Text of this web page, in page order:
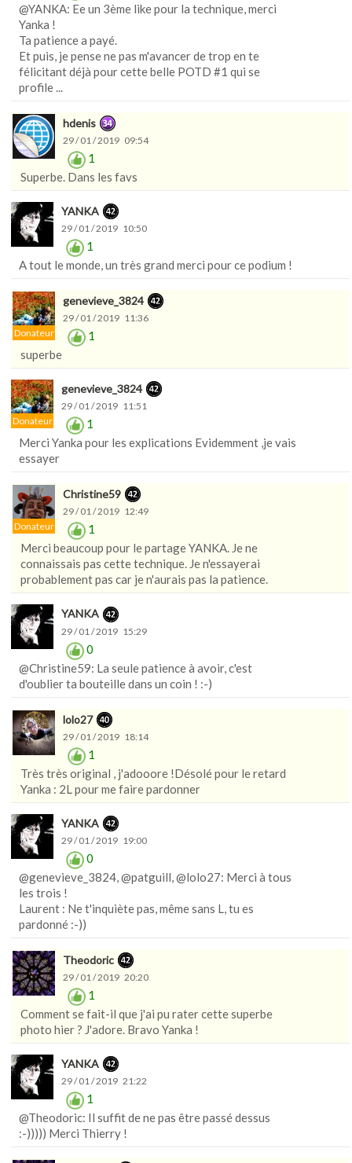
@YANKA: Ee un 3ème like pour la technique, merci
Yanka !
Ta patience a payé.
Et puis, je pense ne pas m'avancer de trop en te
félicitant déjà pour cette belle POTD #1 qui se
profile ...
hdenis
29 / 01 / 2019 09:54
1
Superbe. Dans les favs
YANKA
29 / 01 / 2019 10:50
1
A tout le monde, un très grand merci pour ce podium !
Donateur
genevieve_3824
29 / 01 / 2019 11:36
1
superbe
Donateur
genevieve_3824
29 / 01 / 2019 11:51
1
Merci Yanka pour les explications Evidemment ,je vais
essayer
Donateur
Christine59
29 / 01 / 2019 12:49
1
Merci beaucoup pour le partage YANKA. Je ne
connaissais pas cette technique. Je n'essayerai
probablement pas car je n'aurais pas la patience.
YANKA
29 / 01 / 2019 15:29
0
@Christine59: La seule patience à avoir, c'est
d'oublier ta bouteille dans un coin ! :-)
lolo27
29 / 01 / 2019 18:14
1
Très très original , j'adooore !Désolé pour le retard
Yanka : 2L pour me faire pardonner
YANKA
29 / 01 / 2019 19:00
0
@genevieve_3824, @patguill, @lolo27: Merci à tous
les trois !
Laurent : Ne t'inquiète pas, même sans L, tu es
pardonné :-))
Theodoric
29 / 01 / 2019 20:20
1
Comment se fait-il que j'ai pu rater cette superbe
photo hier ? J'adore. Bravo Yanka !
YANKA
29 / 01 / 2019 21:22
1
@Theodoric: Il suffit de ne pas être passé dessus
:-))))) Merci Thierry !